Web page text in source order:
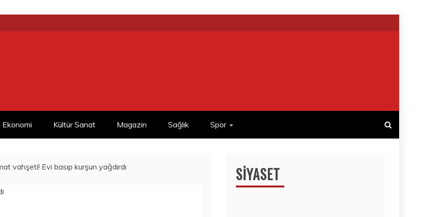
Ekonomi Kültür Sanat Magazin Sağlık Spor
vahşeti! Evi basıp kurşun yağdırdı SIYASET